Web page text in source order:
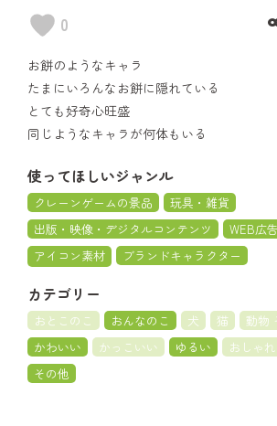
0
お餅のようなキャラ
たまにいろんなお餅に隠れている
とても好奇心旺盛
同じようなキャラが何体もいる
使ってほしいジャンル
クレーンゲームの景品
玩具・雑貨
出版・映像・デジタルコンテンツ
WEB広
アイコン素材
ブランドキャラクター
カテゴリー
おとこのこ おんなのこ 犬 猫
動物
かわいい
かっこいい ゆるい おしゃれ
その他